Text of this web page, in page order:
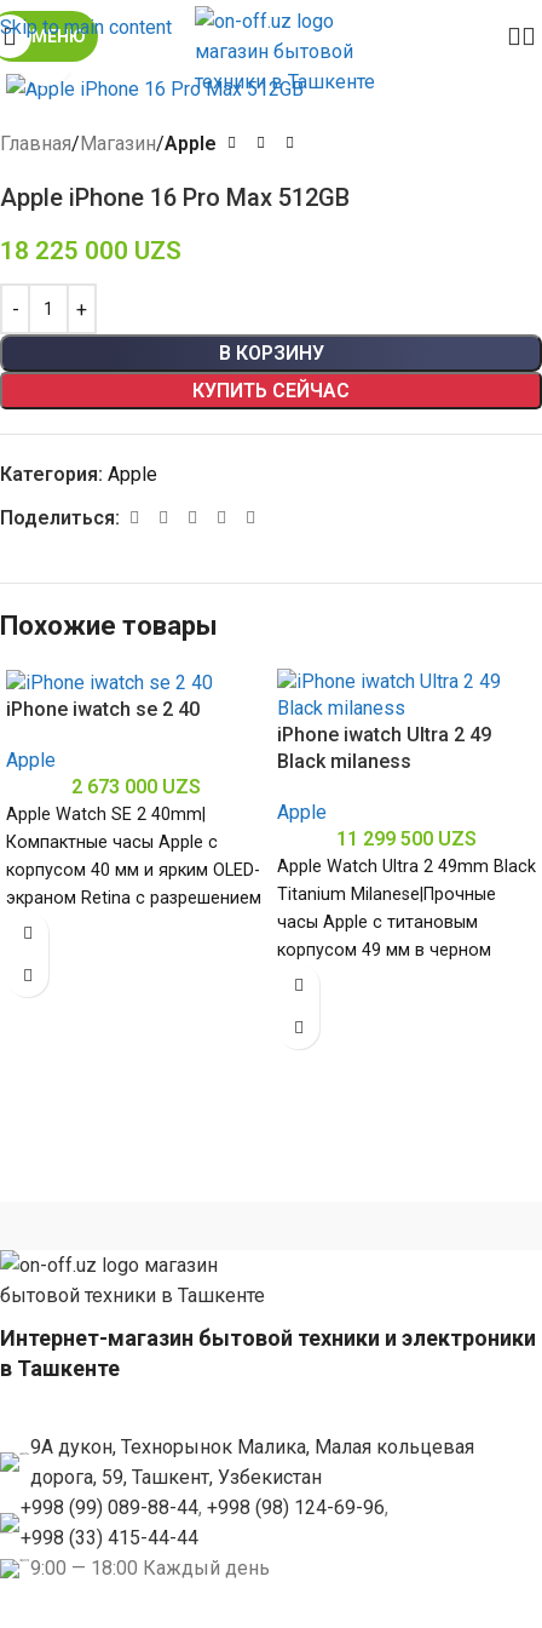
Skip to main content
МЕНЮ
Click to enlarge
Главная Магазин Apple
Apple iPhone 16 Pro Max 512GB
18 225 000 UZS
В КОРЗИНУ
КУПИТЬ СЕЙЧАС
Категория: Apple
Поделиться:
Похожие товары
iPhone iwatch se 2 40
Apple
2 673 000 UZS
Apple Watch SE 2 40mm|
Компактные часы Apple с
корпусом 40 мм и ярким OLED-
экраном Retina с разрешением
324×394 пикселя
iPhone iwatch Ultra 2 49
Black milaness
Apple
11 299 500 UZS
Apple Watch Ultra 2 49mm Black
Titanium Milanese|Прочные
часы Apple с титановым
корпусом 49 мм в черном
цвете и ремешком
Интернет-магазин бытовой техники и электроники
в Ташкенте
9А дукон, Технорынок Малика, Малая кольцевая
дорога, 59, Ташкент, Узбекистан
+998 (99) 089-88-44, +998 (98) 124-69-96,
+998 (33) 415-44-44
9:00 — 18:00 Каждый день